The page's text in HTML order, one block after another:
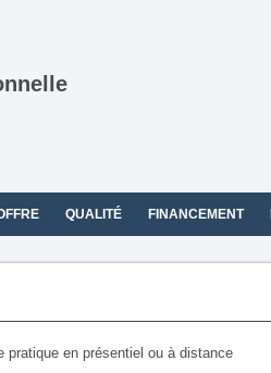
QUALITÉ FINANCEMENT
pratique en présentiel ou à distance